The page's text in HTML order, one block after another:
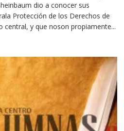
dio a conocer sus
Protección de los Derechos de
central, y que noson propiamente...